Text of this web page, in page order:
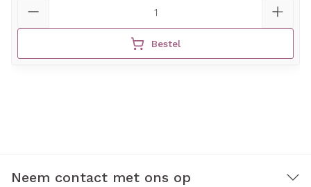
Bestel
Neem contact met ons op